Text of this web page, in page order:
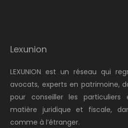
Lexunion
LEXUNION est un réseau qui
avocats, experts en patrimoine,
pour conseiller les
matière juridique et fiscale,
comme à l’étranger.